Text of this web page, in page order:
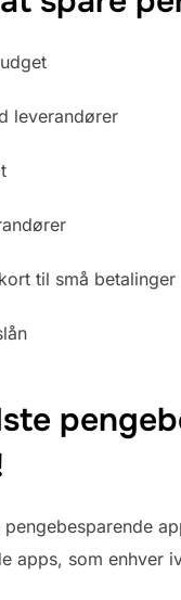
leverandører
til små betalinger
pengebesparende
apps, som